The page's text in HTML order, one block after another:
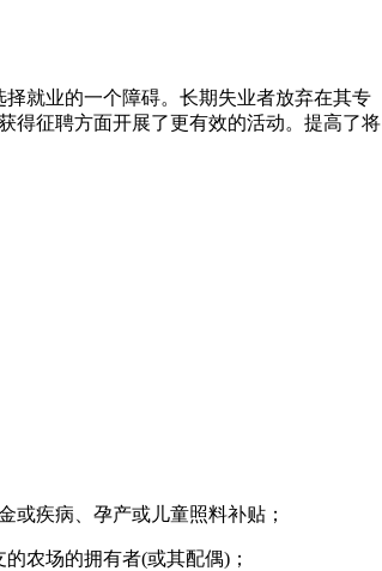
就业的一个障碍。长期失业者放弃在其专
得征聘方面开展了更有效的活动。提高了将
或疾病、孕产或儿童照料补贴；
农场的拥有者(或其配偶)；